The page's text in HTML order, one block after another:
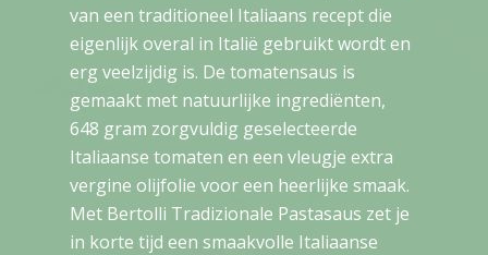
van een traditioneel Italiaans recept die
eigenlijk overal in Italië gebruikt wordt en
erg veelzijdig is. De tomatensaus is
gemaakt met natuurlijke ingrediënten,
648 gram zorgvuldig geselecteerde
Italiaanse tomaten en een vleugje extra
vergine olijfolie voor een heerlijke smaak.
Met Bertolli Tradizionale Pastasaus zet je
in korte tijd een smaakvolle Italiaanse